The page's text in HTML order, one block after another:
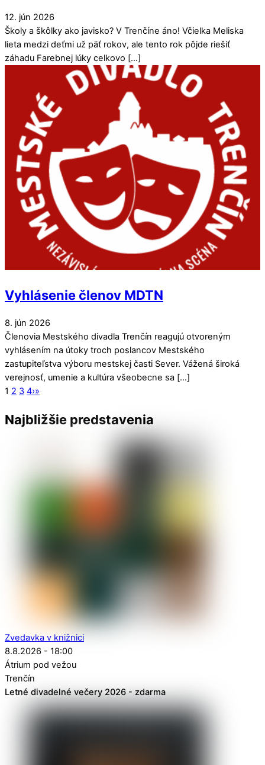
12. jún 2026
Školy a škôlky ako javisko? V Trenčíne áno! Včielka Meliska
lieta medzi deťmi už päť rokov, ale tento rok pôjde riešiť
záhadu Farebnej lúky celkovo […]
Vyhlásenie členov MDTN
8. jún 2026
Členovia Mestského divadla Trenčín reagujú otvoreným
vyhlásením na útoky troch poslancov Mestského
zastupiteľstva výboru mestskej časti Sever. Vážená široká
verejnosť, umenie a kultúra všeobecne sa […]
1 2 3 4›»
Najbližšie predstavenia
Zvedavka v knižnici
8.8.2026 - 18:00
Átrium pod vežou
Trenčín
Letné divadelné večery 2026 - zdarma